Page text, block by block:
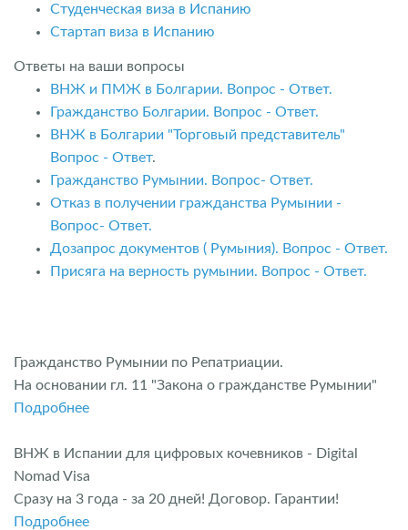
Студенческая виза в Испанию
Стартап виза в Испанию
Ответы на ваши вопросы
ВНЖ и ПМЖ в Болгарии. Вопрос - Ответ.
Гражданство Болгарии. Вопрос - Ответ.
ВНЖ в Болгарии "Торговый представитель"
Вопрос - Ответ.
Гражданство Румынии. Вопрос- Ответ.
Отказ в получении гражданства Румынии -
Вопрос- Ответ.
Дозапрос документов ( Румыния). Вопрос - Ответ.
Присяга на верность румынии. Вопрос - Ответ.
Гражданство Румынии по Репатриации.
На основании гл. 11 "Закона о гражданстве Румынии"
Подробнее
ВНЖ в Испании для цифровых кочевников - Digital
Nomad Visa
Сразу на 3 года - за 20 дней! Договор. Гарантии!
Подробнее